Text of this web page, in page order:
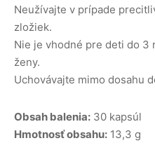
Neužívajte v prípade
zložiek.
Nie je vhodné pre deti do 3
ženy.
Uchovávajte mimo dosahu
Obsah balenia: 30 kapsúl
Hmotnosť obsahu: 13,3 g